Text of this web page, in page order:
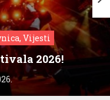
Vijesti
2026!